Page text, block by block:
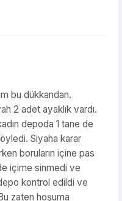
bu dükkandan.
2 adet ayaklık vardı.
depoda 1 tane de
Siyaha karar
boruların içine pas
içime sinmedi ve
kontrol edildi ve
zaten hoşuma